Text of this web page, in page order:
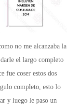
no me alcanzaba la
el largo completo
fue coser estos dos
completo, esto lo
y luego le paso un